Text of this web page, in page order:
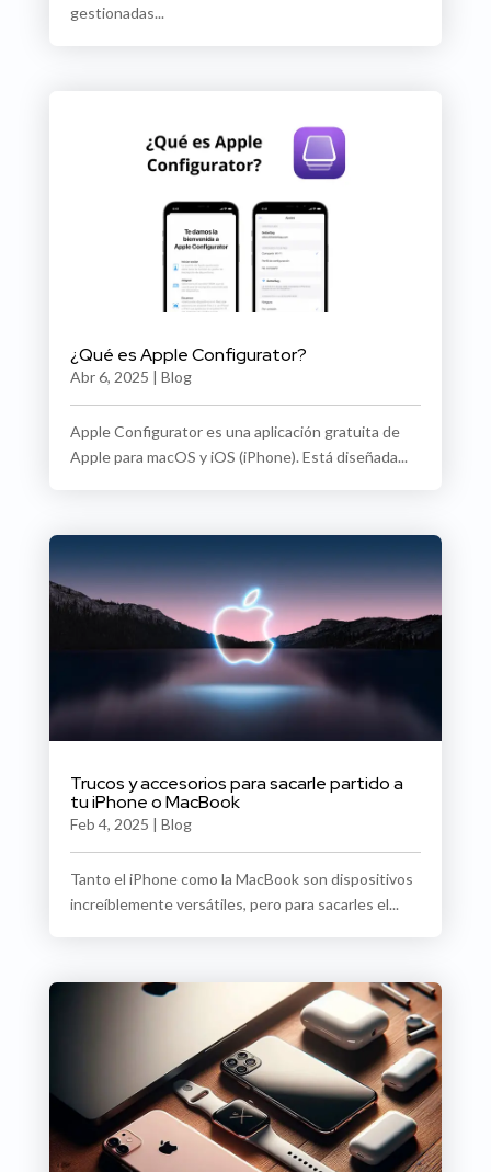
gestionadas...
¿Qué es Apple Configurator?
Abr 6, 2025 | Blog
Apple Configurator es una aplicación gratuita de
Apple para macOS y iOS (iPhone). Está diseñada...
Trucos y accesorios para sacarle partido a
tu iPhone o MacBook
Feb 4, 2025 | Blog
Tanto el iPhone como la MacBook son dispositivos
increíblemente versátiles, pero para sacarles el...